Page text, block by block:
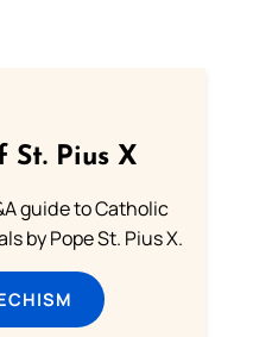
St. Pius X
guide to Catholic
by Pope St. Pius X.